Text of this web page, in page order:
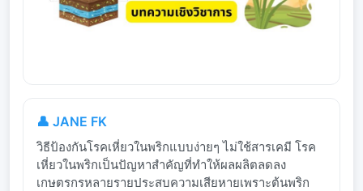
👤 JANE FK
วิธีป้องกันโรคเหี่ยวในพริกแบบง่ายๆ ไม่ใช้สารเคมี โรค
เหี่ยวในพริกเป็นปัญหาสำคัญที่ทำให้ผลผลิตลดลง
เกษตรกรหลายรายประสบความเสียหายเพราะต้นพริก